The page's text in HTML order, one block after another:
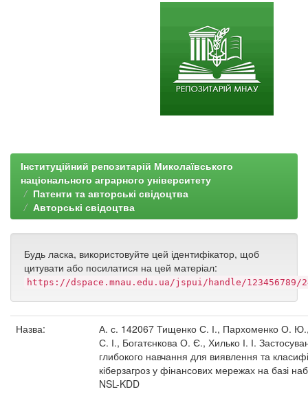
Інституційний репозитарій Миколаївського
національного аграрного університету
Патенти та авторські свідоцтва
Авторські свідоцтва
Будь ласка, використовуйте цей ідентифікатор, щоб
цитувати або посилатися на цей матеріал:
https://dspace.mnau.edu.ua/jspui/handle/123456789/
Назва:
А. с. 142067 Тищенко С. І., Пархоменко О.
С. І., Богатєнкова О. Є., Хилько І. І.
глибокого навчання для виявлення та
кіберзагроз у фінансових мережах на базі
NSL-KDD